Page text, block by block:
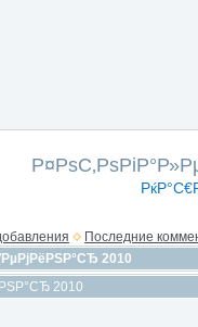
Последние
2010
2010